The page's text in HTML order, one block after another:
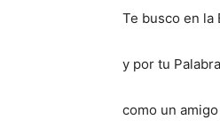
Te busco en la
y por tu
como un